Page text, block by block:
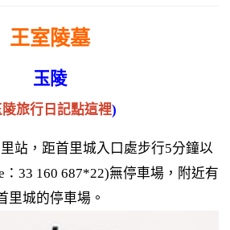
王室陵墓
玉陵
旅行日記點這裡)
站，距首里城入口處步行5分鐘以
：33 160 687*22)無停車場，附近有
里城的停車場。